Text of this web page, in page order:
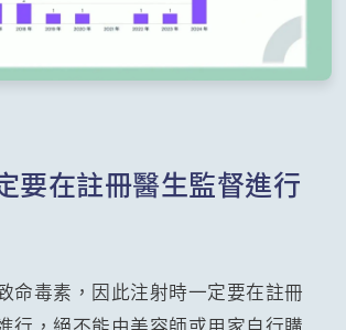
要在註冊醫生監督進行
命毒素，因此注射時一定要在註冊